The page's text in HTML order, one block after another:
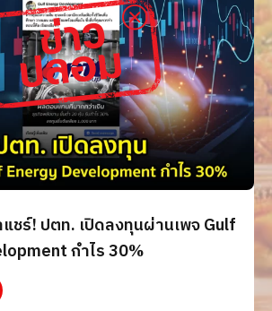
ชร์! ปตท. เปิดลงทุนผ่านเพจ Gulf
กำไร 30%